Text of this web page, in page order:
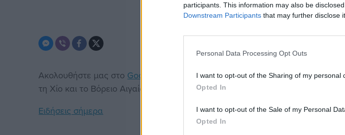
participants. This information may also be
Downstream Participants that may further disclose
Personal Data Processing Opt Outs
I want to opt-out of the Sharing of my personal
Opted In
I want to opt-out of the Sale of my Personal
Opted In
Ακολουθήστε μας στο Google News . Μπείτε στηνViber ομάδαμας και δείτε
τη Χίο και το Βόρειο Αιγαίο.
Ειδήσεις σήμερα